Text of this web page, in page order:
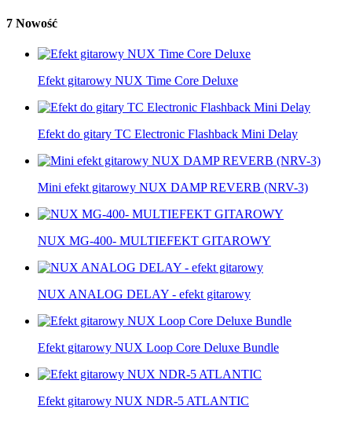
7 Nowość
Efekt gitarowy NUX Time Core Deluxe
Efekt do gitary TC Electronic Flashback Mini Delay
Mini efekt gitarowy NUX DAMP REVERB (NRV-3)
NUX MG-400- MULTIEFEKT GITAROWY
NUX ANALOG DELAY - efekt gitarowy
Efekt gitarowy NUX Loop Core Deluxe Bundle
Efekt gitarowy NUX NDR-5 ATLANTIC